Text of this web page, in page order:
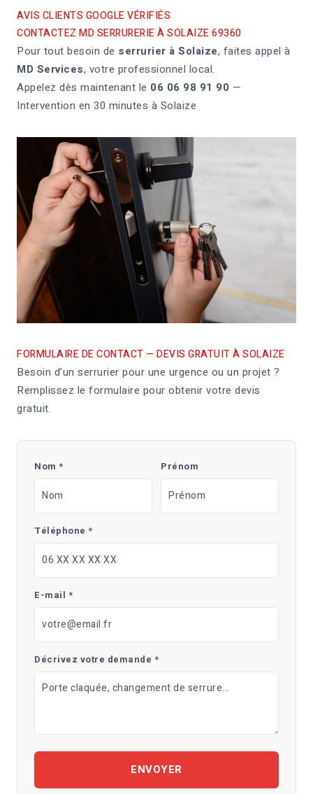
AVIS CLIENTS GOOGLE VÉRIFIÉS
CONTACTEZ MD SERRURERIE À SOLAIZE 69360
Pour tout besoin de serrurier à Solaize, faites appel à
MD Services, votre professionnel local.
Appelez dès maintenant le 06 06 98 91 90 —
Intervention en 30 minutes à Solaize
FORMULAIRE DE CONTACT — DEVIS GRATUIT À SOLAIZE
Besoin d’un serrurier pour une urgence ou un projet ?
Remplissez le formulaire pour obtenir votre devis
gratuit.
Nom * Prénom
Téléphone *
E-mail *
Décrivez votre demande *
ENVOYER